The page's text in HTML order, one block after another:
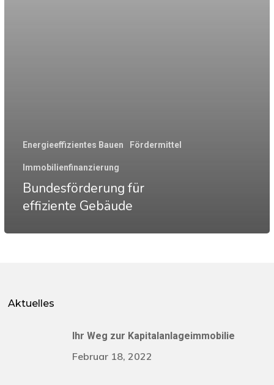
Energieeffizientes Bauen Fördermittel
Immobilienfinanzierung
Bundesförderung für
effiziente Gebäude
Aktuelles
Ihr Weg zur Kapitalanlageimmobilie
Februar 18, 2022